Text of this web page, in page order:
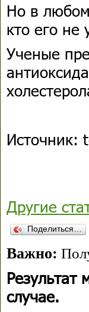
Но в
кто его не
Ученые
Источник:
Другие
Поделиться…
Важно:
Результат
случае.